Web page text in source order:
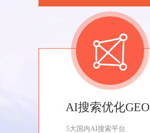
AI搜索优化GEO
5大国内AI搜索平台